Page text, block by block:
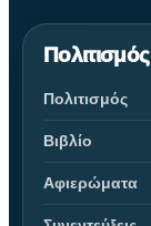
Πολιτισμός
Πολιτισμός
Βιβλίο
Αφιερώματα